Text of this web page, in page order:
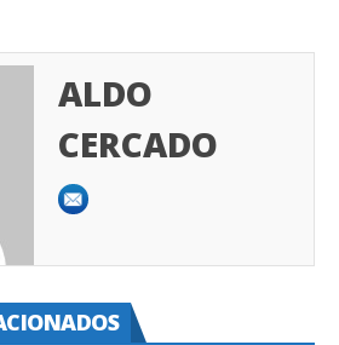
ALDO
CERCADO